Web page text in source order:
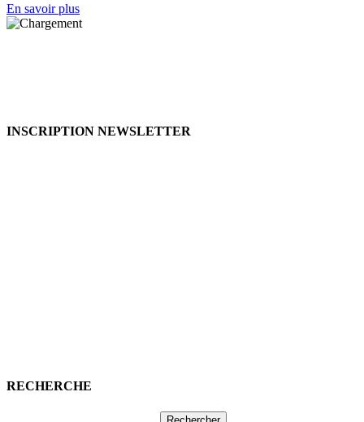
En savoir plus
INSCRIPTION NEWSLETTER
RECHERCHE